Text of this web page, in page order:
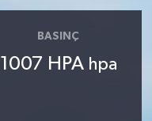
BASINÇ
1007 HPA hpa